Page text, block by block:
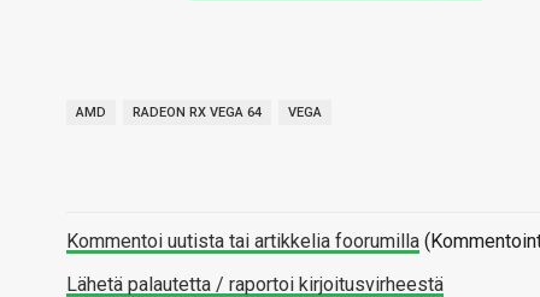
AMD RADEON RX VEGA 64 VEGA
Kommentoi uutista tai artikkelia foorumilla
Lähetä palautetta / raportoi kirjoitusvirheestä